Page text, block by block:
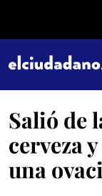
Salió de
cerveza
una